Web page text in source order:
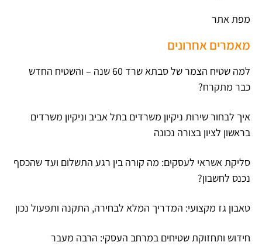
מפת אתר
מאמרים אחרונים
למה שטיח הצמר של סבתא שרד 60 שנה – והשטיח החדש
כבר מתקרח?
איך לבחור שירות ניקיון משרדים בתל אביב וניקיון משרדים
בראשון לציון בצורה נכונה
סליקת אשראי לעסקים: מה קורה בין רגע התשלום ועד שהכסף
נכנס לחשבון?
טאבון גז מקצועי: המדריך המלא לבחירה, התקנה ותפעול נכון
חידוש ותחזוקת שטיחים במרחב העסקי: הרבה מעבר